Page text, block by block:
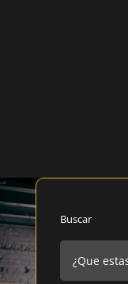
Buscar